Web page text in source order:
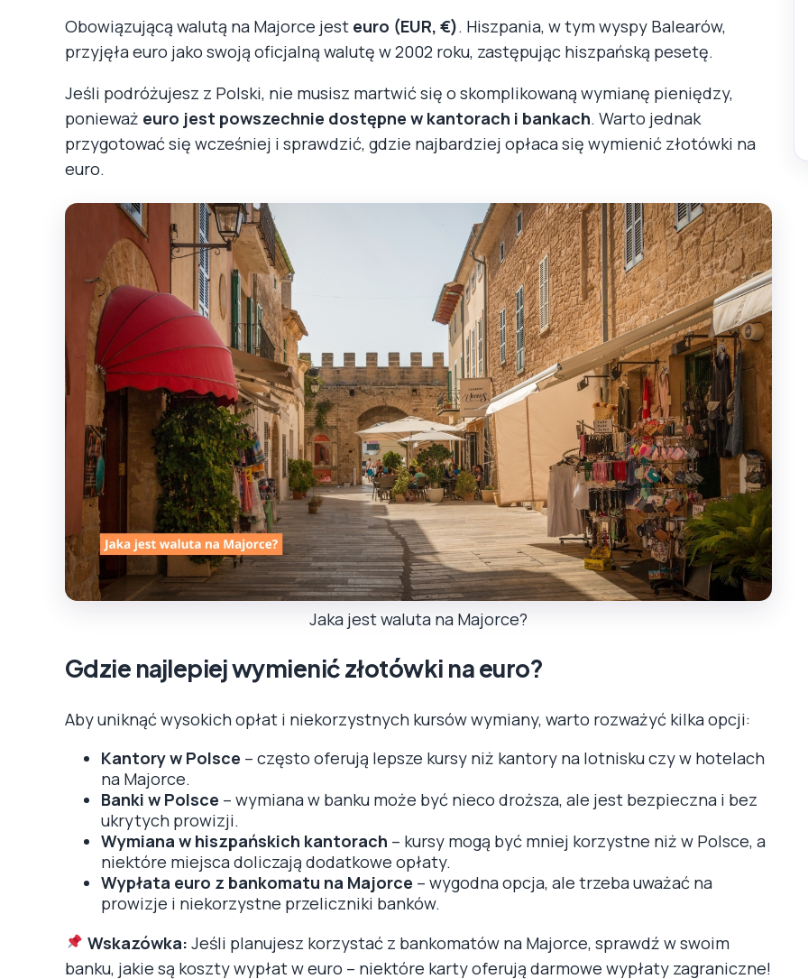
Obowiązującą walutą na Majorce jest euro (EUR, €). Hiszpania, w tym wyspy Balearów,
przyjęła euro jako swoją oficjalną walutę w 2002 roku, zastępując hiszpańską pesetę.
Jeśli podróżujesz z Polski, nie musisz martwić się o skomplikowaną wymianę pieniędzy,
ponieważ euro jest powszechnie dostępne w kantorach i bankach. Warto jednak
przygotować się wcześniej i sprawdzić, gdzie najbardziej opłaca się wymienić złotówki na
euro.
Jaka jest waluta na Majorce?
Gdzie najlepiej wymienić złotówki na euro?
Aby uniknąć wysokich opłat i niekorzystnych kursów wymiany, warto rozważyć kilka opcji:
Kantory w Polsce – często oferują lepsze kursy niż kantory na lotnisku czy w hotelach
na Majorce.
Banki w Polsce – wymiana w banku może być nieco droższa, ale jest bezpieczna i bez
ukrytych prowizji.
Wymiana w hiszpańskich kantorach – kursy mogą być mniej korzystne niż w Polsce, a
niektóre miejsca doliczają dodatkowe opłaty.
Wypłata euro z bankomatu na Majorce – wygodna opcja, ale trzeba uważać na
prowizje i niekorzystne przeliczniki banków.
Wskazówka: Jeśli planujesz korzystać z bankomatów na Majorce, sprawdź w swoim
banku, jakie są koszty wypłat w euro – niektóre karty oferują darmowe wypłaty zagraniczne!